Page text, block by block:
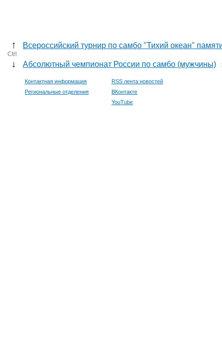
↑ Всероссийский турнир по самбо "Тихий океан"
Ctrl
↓ Абсолютный чемпионат России по самбо (мужчины)
Контактная информация
Региональные отделения
RSS лента новостей
ВКонтакте
YouTube